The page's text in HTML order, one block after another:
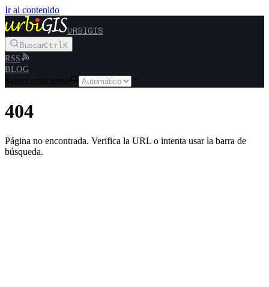
Ir al contenido
URBIGIS
BuscarCtrlK
RSS
BLOG
Seleccionar tema
404
Página no encontrada. Verifica la URL o intenta usar la barra de
búsqueda.